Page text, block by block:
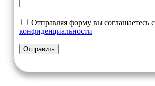
Отправляя форму вы соглашаетесь с
конфиденциальности